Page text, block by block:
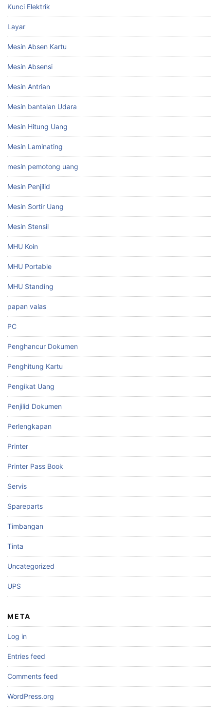
Kunci Elektrik
Layar
Mesin Absen Kartu
Mesin Absensi
Mesin Antrian
Mesin bantalan Udara
Mesin Hitung Uang
Mesin Laminating
mesin pemotong uang
Mesin Penjilid
Mesin Sortir Uang
Mesin Stensil
MHU Koin
MHU Portable
MHU Standing
papan valas
PC
Penghancur Dokumen
Penghitung Kartu
Pengikat Uang
Penjilid Dokumen
Perlengkapan
Printer
Printer Pass Book
Servis
Spareparts
Timbangan
Tinta
Uncategorized
UPS
META
Log in
Entries feed
Comments feed
WordPress.org